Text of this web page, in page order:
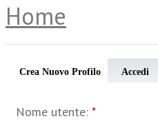
Home
Crea Nuovo Profilo Accedi
Nome utente: *